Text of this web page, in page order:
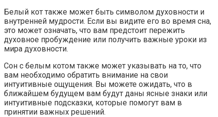
Белый кот также может быть символом духовности и
внутренней мудрости. Если вы видите его во время сна,
это может означать, что вам предстоит пережить
духовное пробуждение или получить важные уроки из
мира духовности.
Сон с белым котом также может указывать на то, что
вам необходимо обратить внимание на свои
интуитивные ощущения. Вы можете ожидать, что в
ближайшем будущем вам будут даны ясные знаки или
интуитивные подсказки, которые помогут вам в
принятии важных решений.